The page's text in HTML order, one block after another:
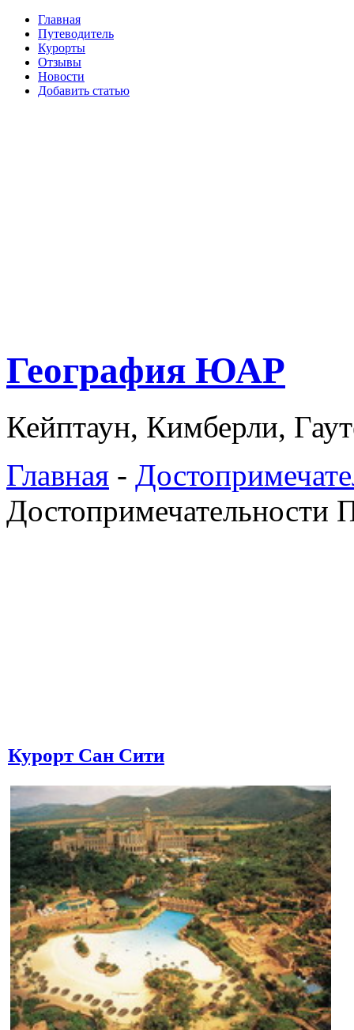
Главная
Путеводитель
Курорты
Отзывы
Новости
Добавить статью
География ЮАР
Кейптаун, Кимберли,
Главная -
Достопримечательности
Курорт Сан Сити